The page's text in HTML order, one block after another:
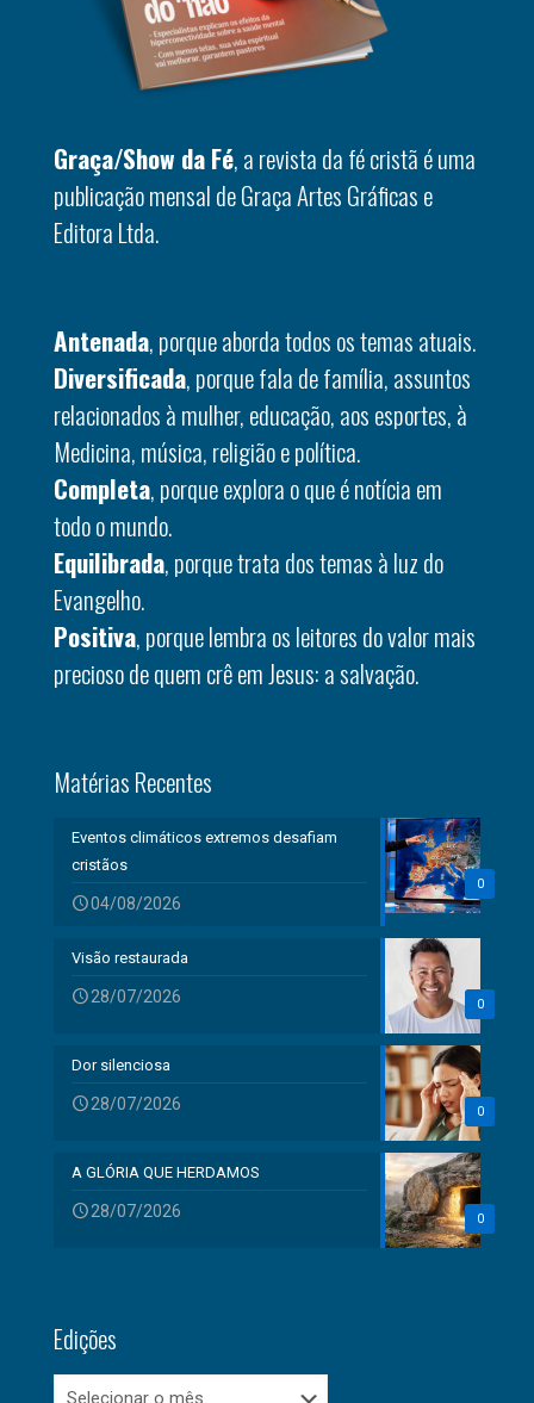
Graça/Show da Fé, a revista da fé cristã é uma
publicação mensal de Graça Artes Gráficas e
Editora Ltda.
Antenada, porque aborda todos os temas atuais.
Diversificada, porque fala de família, assuntos
relacionados à mulher, educação, aos esportes, à
Medicina, música, religião e política.
Completa, porque explora o que é notícia em
todo o mundo.
Equilibrada, porque trata dos temas à luz do
Evangelho.
Positiva, porque lembra os leitores do valor mais
precioso de quem crê em Jesus: a salvação.
Matérias Recentes
0
Eventos climáticos extremos desafiam
cristãos
04/08/2026
0
Visão restaurada
28/07/2026
0
Dor silenciosa
28/07/2026
0
A GLÓRIA QUE HERDAMOS
28/07/2026
Edições
Edições